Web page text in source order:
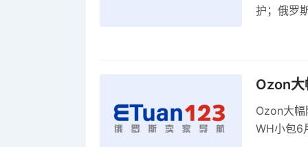
护；俄罗
Ozon大
Ozon大
WH小包6